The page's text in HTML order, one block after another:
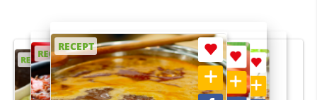
RECEPT
RECEPT
RECEPT
RECEPT
RECEPT